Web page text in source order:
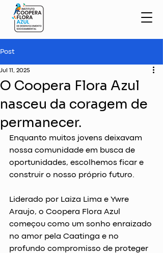
Post
O Coopera Flora Azul
nasceu da coragem de
permanecer.
Jul 11, 2025
Enquanto muitos jovens deixavam
nossa comunidade em busca de
oportunidades, escolhemos ficar e
construir o nosso próprio futuro.
Liderado por Laiza Lima e Ywre
Araujo, o Coopera Flora Azul
começou como um sonho enraizado
no amor pela Caatinga e no
profundo compromisso de proteger